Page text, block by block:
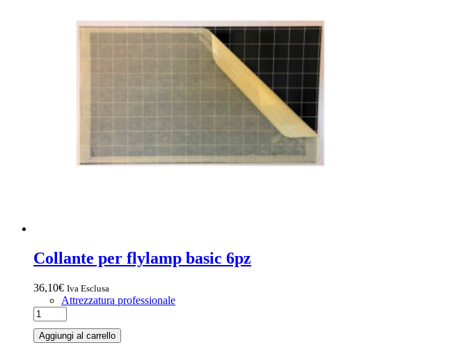
Collante per flylamp basic 6pz
36,10€ Iva Esclusa
Attrezzatura professionale
Aggiungi al carrello